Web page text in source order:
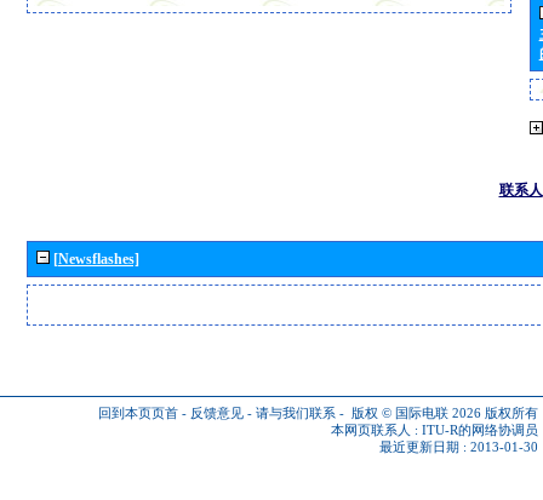
联系人
[Newsflashes]
回到本页页首 - 反馈意见 - 请与我们联系 - 版权 © 国际电联 2026 版权所有
本网页联系人 : ITU-R的网络协调员
最近更新日期 : 2013-01-30